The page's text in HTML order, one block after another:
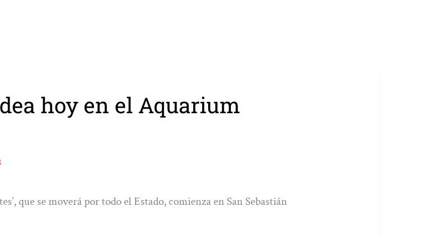
hoy en el Aquarium
que se moverá por todo el Estado, comienza en San Sebastián